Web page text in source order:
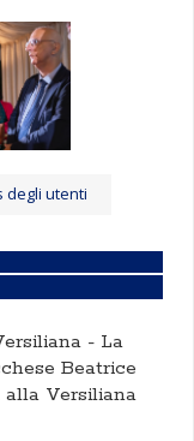
degli utenti
- La
Beatrice
alla Versiliana